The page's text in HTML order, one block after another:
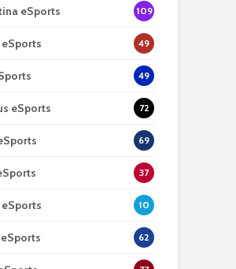
eSports 109
49
49
eSports 72
69
37
10
62